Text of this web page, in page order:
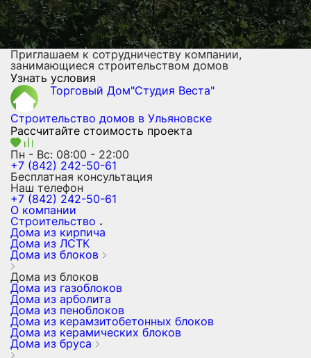
Приглашаем к сотрудничеству компании,
занимающиеся строительством домов
Узнать условия
Торговый Дом"Студия Веста"
Строительство домов в Ульяновске
Рассчитайте стоимость проекта
Пн - Вс: 08:00 - 22:00
+7 (842) 242-50-61
Бесплатная консультация
Наш телефон
+7 (842) 242-50-61
О компании
Строительство
Дома из кирпича
Дома из ЛСТК
Дома из блоков
Дома из блоков
Дома из газоблоков
Дома из арболита
Дома из пеноблоков
Дома из керамзитобетонных блоков
Дома из керамических блоков
Дома из бруса